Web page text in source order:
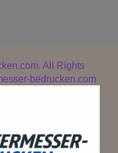
All Rights
bedrucken.com